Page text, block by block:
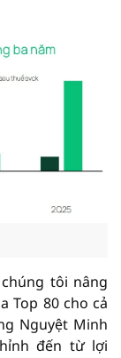
tôi nâng
Top 80 cho cả
Nguyệt Minh
đến từ lợi